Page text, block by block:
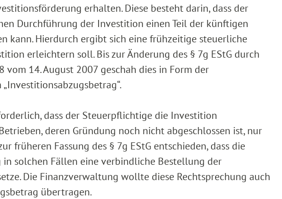
erhalten. Diese besteht darin, dass der
Durchführung der Investition einen Teil der künftigen
kann. Hierdurch ergibt sich eine frühzeitige steuerliche
erleichtern soll. Bis zur Änderung des § 7g EStG durch
14. August 2007 geschah dies in Form der
dass der Steuerpflichtige die Investition
deren Gründung noch nicht abgeschlossen ist, nur
früheren Fassung des § 7g EStG entschieden, dass die
solchen Fällen eine verbindliche Bestellung der
Die Finanzverwaltung wollte diese Rechtsprechung auch
übertragen.